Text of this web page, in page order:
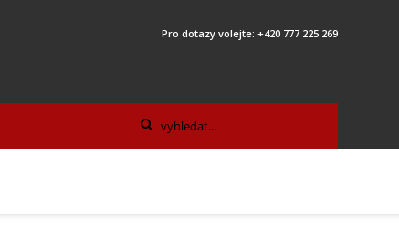
Pro dotazy volejte: +420 777 225 269